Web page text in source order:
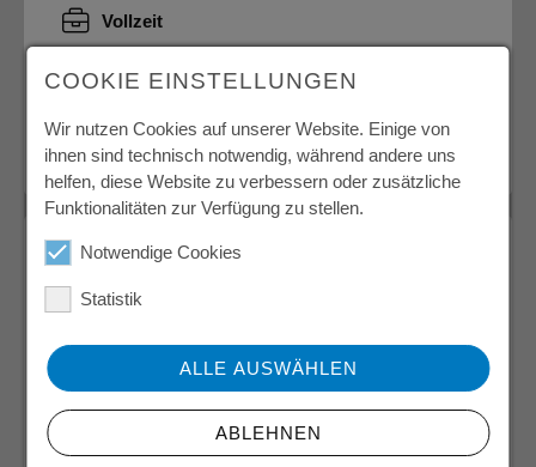
Vollzeit
28.07.2026 ID 1056
Mitarbeiter Qualitätsprüfung
(m/w/d) 17,65Euro/Stunde
06188 Landsberg
31.07.2026 ID 1023
COOKIE EINSTELLUNGEN
Wir nutzen Cookies auf unserer Website. Einige von
ihnen sind technisch notwendig, während andere uns
helfen, diese Website zu verbessern oder zusätzliche
Funktionalitäten zur Verfügung zu stellen.
Notwendige Cookies
Statistik
ALLE AUSWÄHLEN
ABLEHNEN